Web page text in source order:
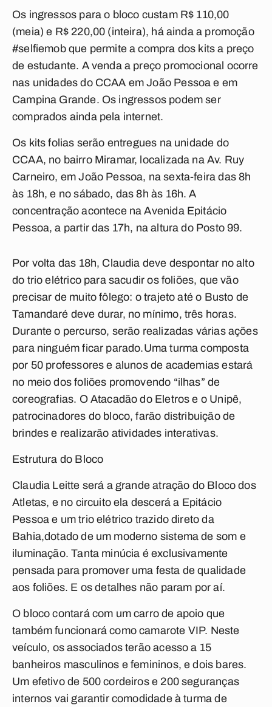
Os ingressos para o bloco custam R$ 110,00
(meia) e R$ 220,00 (inteira), há ainda a promoção
#selfiemob que permite a compra dos kits a preço
de estudante. A venda a preço promocional ocorre
nas unidades do CCAA em João Pessoa e em
Campina Grande. Os ingressos podem ser
comprados ainda pela internet.
Os kits folias serão entregues na unidade do
CCAA, no bairro Miramar, localizada na Av. Ruy
Carneiro, em João Pessoa, na sexta-feira das 8h
às 18h, e no sábado, das 8h às 16h. A
concentração acontece na Avenida Epitácio
Pessoa, a partir das 17h, na altura do Posto 99.
Por volta das 18h, Claudia deve despontar no alto
do trio elétrico para sacudir os foliões, que vão
precisar de muito fôlego: o trajeto até o Busto de
Tamandaré deve durar, no mínimo, três horas.
Durante o percurso, serão realizadas várias ações
para ninguém ficar parado.Uma turma composta
por 50 professores e alunos de academias estará
no meio dos foliões promovendo “ilhas” de
coreografias. O Atacadão do Eletros e o Unipê,
patrocinadores do bloco, farão distribuição de
brindes e realizarão atividades interativas.
Estrutura do Bloco
Claudia Leitte será a grande atração do Bloco dos
Atletas, e no circuito ela descerá a Epitácio
Pessoa e um trio elétrico trazido direto da
Bahia,dotado de um moderno sistema de som e
iluminação. Tanta minúcia é exclusivamente
pensada para promover uma festa de qualidade
aos foliões. E os detalhes não param por aí.
O bloco contará com um carro de apoio que
também funcionará como camarote VIP. Neste
veículo, os associados terão acesso a 15
banheiros masculinos e femininos, e dois bares.
Um efetivo de 500 cordeiros e 200 seguranças
internos vai garantir comodidade à turma de